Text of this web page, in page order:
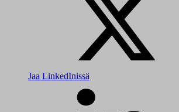
Jaa LinkedInissä